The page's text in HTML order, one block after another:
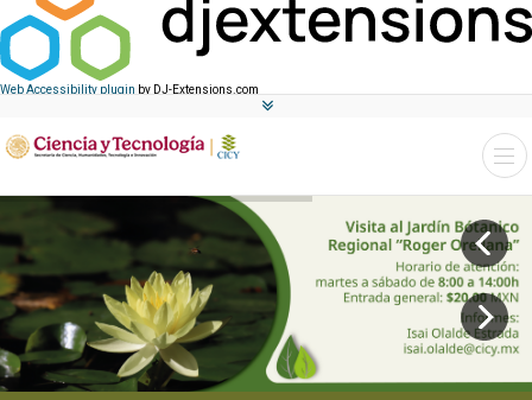
Web Accessibility plugin by DJ-Extensions.com